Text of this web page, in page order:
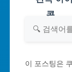
이 포스팅은